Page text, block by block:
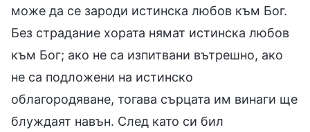
може да се зароди истинска любов към Бог.
Без страдание хората нямат истинска любов
към Бог; ако не са изпитвани вътрешно, ако
не са подложени на истинско
облагородяване, тогава сърцата им винаги ще
блуждаят навън. След като си бил